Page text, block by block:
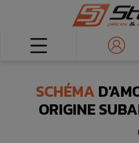
SCHÉMA
ORIGINE